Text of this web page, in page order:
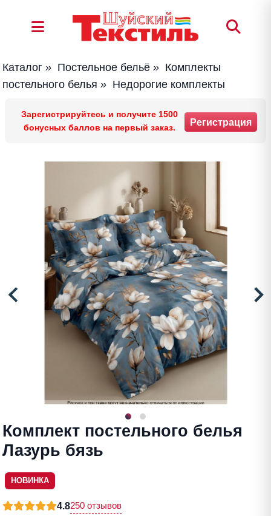
Каталог » Постельное бельё » Комплекты
постельного белья » Недорогие комплекты
Зарегистрируйтесь и получите 1500
бонусных баллов на первый заказ.
Регистрация
Комплект постельного белья
Лазурь бязь
НОВИНКА
4.8250 отзывов